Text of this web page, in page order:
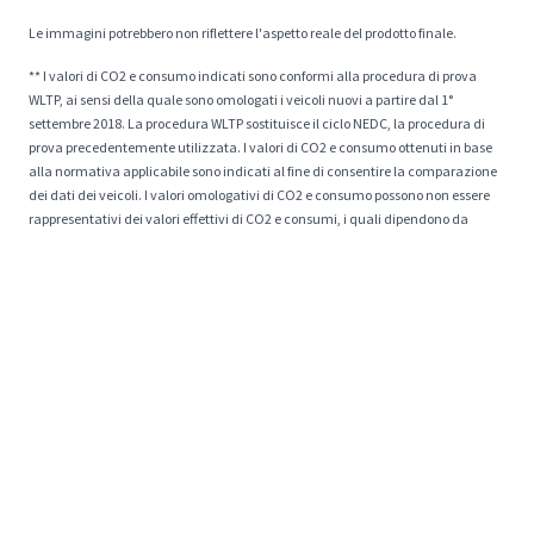
Le immagini potrebbero non riflettere l'aspetto reale del prodotto finale.
** I valori di CO2 e consumo indicati sono conformi alla procedura di prova
WLTP, ai sensi della quale sono omologati i veicoli nuovi a partire dal 1°
settembre 2018. La procedura WLTP sostituisce il ciclo NEDC, la procedura di
prova precedentemente utilizzata. I valori di CO2 e consumo ottenuti in base
alla normativa applicabile sono indicati al fine di consentire la comparazione
dei dati dei veicoli. I valori omologativi di CO2 e consumo possono non essere
rappresentativi dei valori effettivi di CO2 e consumi, i quali dipendono da